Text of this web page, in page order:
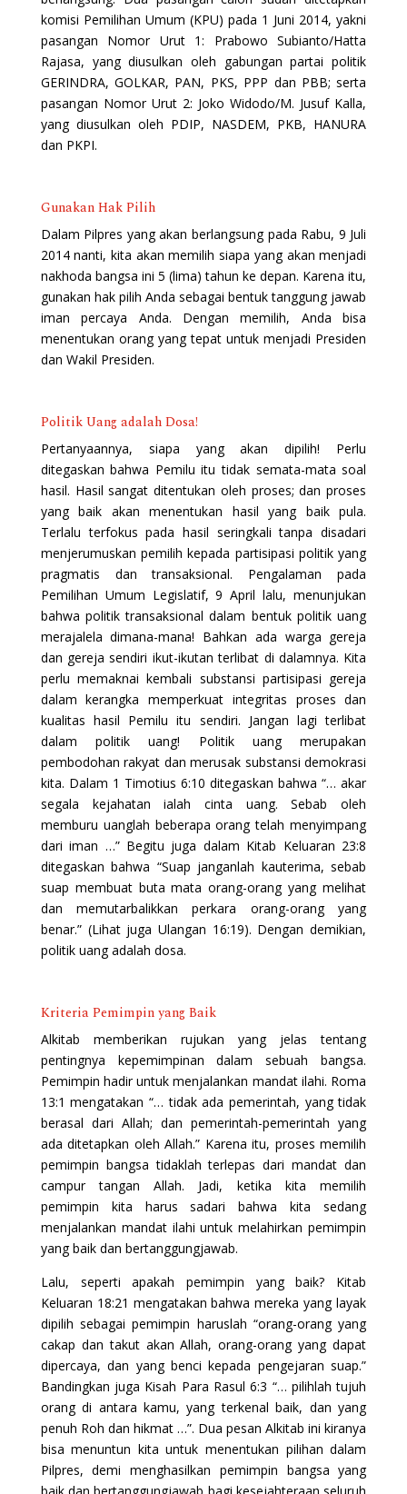
komisi Pemilihan Umum (KPU) pada 1 Juni 2014, yakni
pasangan Nomor Urut 1: Prabowo Subianto/Hatta
Rajasa, yang diusulkan oleh gabungan partai politik
GERINDRA, GOLKAR, PAN, PKS, PPP dan PBB; serta
pasangan Nomor Urut 2: Joko Widodo/M. Jusuf Kalla,
yang diusulkan oleh PDIP, NASDEM, PKB, HANURA
dan PKPI.
Gunakan Hak Pilih
Dalam Pilpres yang akan berlangsung pada Rabu, 9 Juli
2014 nanti, kita akan memilih siapa yang akan menjadi
nakhoda bangsa ini 5 (lima) tahun ke depan. Karena itu,
gunakan hak pilih Anda sebagai bentuk tanggung jawab
iman percaya Anda. Dengan memilih, Anda bisa
menentukan orang yang tepat untuk menjadi Presiden
dan Wakil Presiden.
Politik Uang adalah Dosa!
Pertanyaannya, siapa yang akan dipilih! Perlu
ditegaskan bahwa Pemilu itu tidak semata-mata soal
hasil. Hasil sangat ditentukan oleh proses; dan proses
yang baik akan menentukan hasil yang baik pula.
Terlalu terfokus pada hasil seringkali tanpa disadari
menjerumuskan pemilih kepada partisipasi politik yang
pragmatis dan transaksional. Pengalaman pada
Pemilihan Umum Legislatif, 9 April lalu, menunjukan
bahwa politik transaksional dalam bentuk politik uang
merajalela dimana-mana! Bahkan ada warga gereja
dan gereja sendiri ikut-ikutan terlibat di dalamnya. Kita
perlu memaknai kembali substansi partisipasi gereja
dalam kerangka memperkuat integritas proses dan
kualitas hasil Pemilu itu sendiri. Jangan lagi terlibat
dalam politik uang! Politik uang merupakan
pembodohan rakyat dan merusak substansi demokrasi
kita. Dalam 1 Timotius 6:10 ditegaskan bahwa “… akar
segala kejahatan ialah cinta uang. Sebab oleh
memburu uanglah beberapa orang telah menyimpang
dari iman …” Begitu juga dalam Kitab Keluaran 23:8
ditegaskan bahwa “Suap janganlah kauterima, sebab
suap membuat buta mata orang-orang yang melihat
dan memutarbalikkan perkara orang-orang yang
benar.” (Lihat juga Ulangan 16:19). Dengan demikian,
politik uang adalah dosa.
Kriteria Pemimpin yang Baik
Alkitab memberikan rujukan yang jelas tentang
pentingnya kepemimpinan dalam sebuah bangsa.
Pemimpin hadir untuk menjalankan mandat ilahi. Roma
13:1 mengatakan “… tidak ada pemerintah, yang tidak
berasal dari Allah; dan pemerintah-pemerintah yang
ada ditetapkan oleh Allah.” Karena itu, proses memilih
pemimpin bangsa tidaklah terlepas dari mandat dan
campur tangan Allah. Jadi, ketika kita memilih
pemimpin kita harus sadari bahwa kita sedang
menjalankan mandat ilahi untuk melahirkan pemimpin
yang baik dan bertanggungjawab.
Lalu, seperti apakah pemimpin yang baik? Kitab
Keluaran 18:21 mengatakan bahwa mereka yang layak
dipilih sebagai pemimpin haruslah “orang-orang yang
cakap dan takut akan Allah, orang-orang yang dapat
dipercaya, dan yang benci kepada pengejaran suap.”
Bandingkan juga Kisah Para Rasul 6:3 “… pilihlah tujuh
orang di antara kamu, yang terkenal baik, dan yang
penuh Roh dan hikmat …”. Dua pesan Alkitab ini kiranya
bisa menuntun kita untuk menentukan pilihan dalam
Pilpres, demi menghasilkan pemimpin bangsa yang